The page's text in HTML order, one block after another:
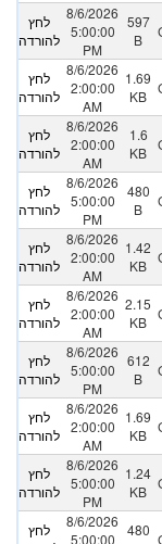
לחץ
להורדה
8/6/2026
5:00:00
PM
597
B
לחץ
להורדה
8/6/2026
2:00:00
AM
1.69
KB
לחץ
להורדה
8/6/2026
2:00:00
AM
1.6
KB
לחץ
להורדה
8/6/2026
5:00:00
PM
480
B
לחץ
להורדה
8/6/2026
2:00:00
AM
1.42
KB
לחץ
להורדה
8/6/2026
2:00:00
AM
2.15
KB
לחץ
להורדה
8/6/2026
5:00:00
PM
612
B
לחץ
להורדה
8/6/2026
2:00:00
AM
1.69
KB
לחץ
להורדה
8/6/2026
5:00:00
PM
1.24
KB
לחץ
8/6/2026
5:00:00
480